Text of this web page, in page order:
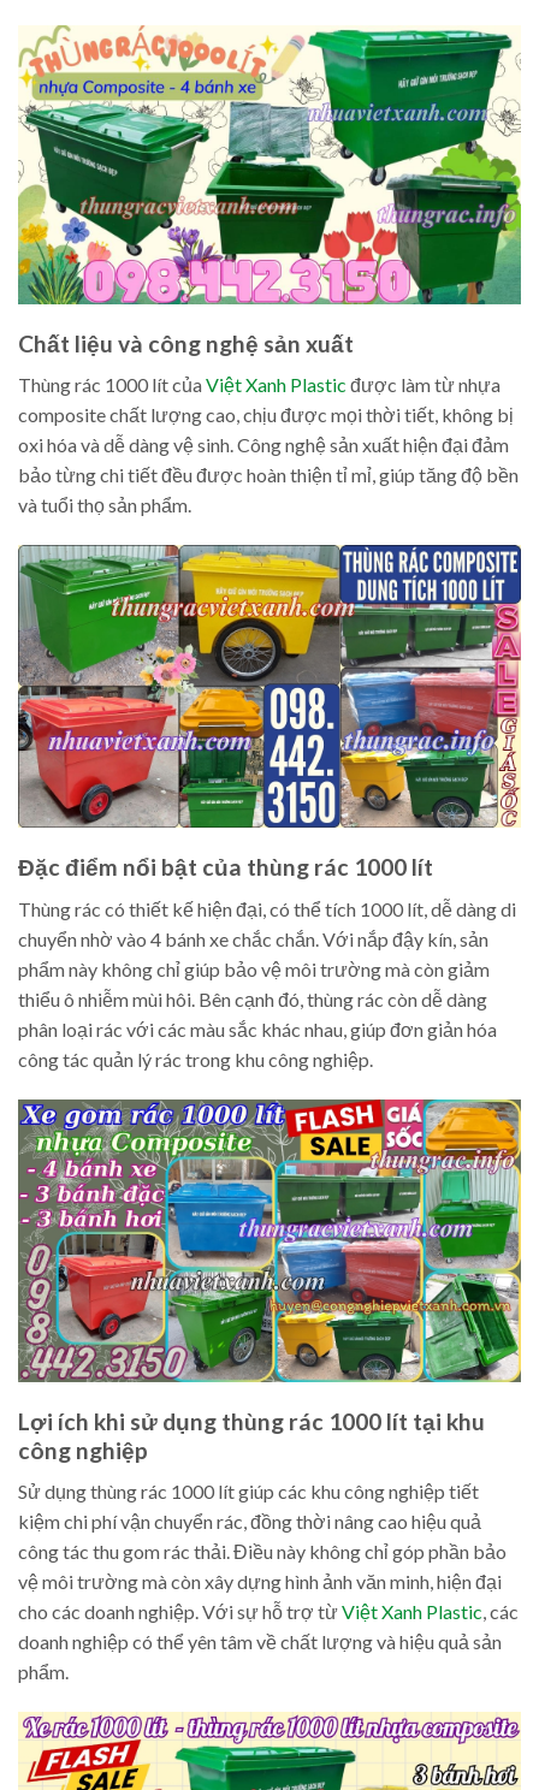
Chất liệu và công nghệ sản xuất
Thùng rác 1000 lít củaViệt Xanh Plastic được làm từ nhựa
composite chất lượng cao, chịu được mọi thời tiết, không bị
oxi hóa và dễ dàng vệ sinh. Công nghệ sản xuất hiện đại đảm
bảo từng chi tiết đều được hoàn thiện tỉ mỉ, giúp tăng độ bền
và tuổi thọ sản phẩm.
Đặc điểm nổi bật của thùng rác 1000 lít
Thùng rác có thiết kế hiện đại, có thể tích 1000 lít, dễ dàng di
chuyển nhờ vào 4 bánh xe chắc chắn. Với nắp đậy kín, sản
phẩm này không chỉ giúp bảo vệ môi trường mà còn giảm
thiểu ô nhiễm mùi hôi. Bên cạnh đó, thùng rác còn dễ dàng
phân loại rác với các màu sắc khác nhau, giúp đơn giản hóa
công tác quản lý rác trong khu công nghiệp.
Lợi ích khi sử dụng thùng rác 1000 lít tại khu
công nghiệp
Sử dụng thùng rác 1000 lít giúp các khu công nghiệp tiết
kiệm chi phí vận chuyển rác, đồng thời nâng cao hiệu quả
công tác thu gom rác thải. Điều này không chỉ góp phần bảo
vệ môi trường mà còn xây dựng hình ảnh văn minh, hiện đại
cho các doanh nghiệp. Với sự hỗ trợ từViệt Xanh Plastic, các
doanh nghiệp có thể yên tâm về chất lượng và hiệu quả sản
phẩm.